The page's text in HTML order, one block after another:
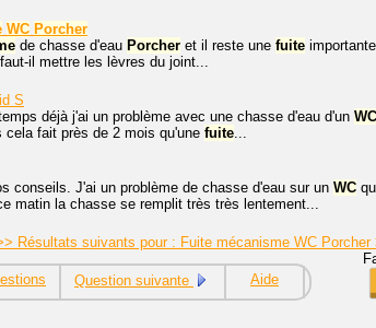
WC Porcher
de chasse d'eau Porcher et il reste une fuite
il mettre les lèvres du joint...
S
déjà j'ai un problème avec une chasse d'eau d'un WC
fait près de 2 mois qu'une fuite...
conseils. J'ai un problème de chasse d'eau sur un WC
matin la chasse se remplit très très lentement...
Résultats suivants pour : Fuite mécanisme WC Porcher
Question suivante Aide